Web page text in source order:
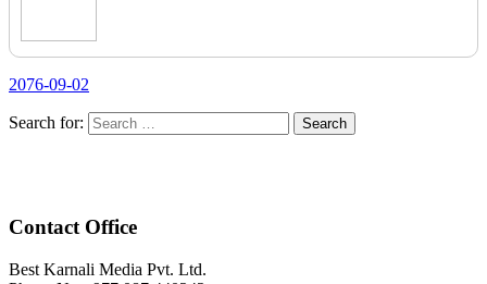
2076-09-02
Search for:
Contact Office
Best Karnali Media Pvt. Ltd.